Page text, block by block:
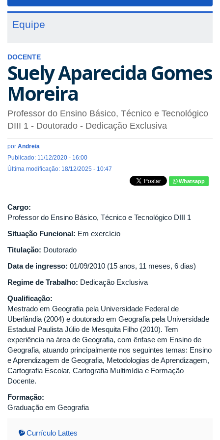
Equipe
DOCENTE
Suely Aparecida Gomes
Moreira
Professor do Ensino Básico, Técnico e Tecnológico
DIII 1 - Doutorado - Dedicação Exclusiva
por Andreia
Publicado: 11/12/2020 - 16:00
Última modificação: 18/12/2025 - 10:47
Whatsapp
Cargo:
Professor do Ensino Básico, Técnico e Tecnológico DIII 1
Situação Funcional: Em exercício
Titulação: Doutorado
Data de ingresso: 01/09/2010 (15 anos, 11 meses, 6 dias)
Regime de Trabalho: Dedicação Exclusiva
Qualificação:
Mestrado em Geografia pela Universidade Federal de
Uberlândia (2004) e doutorado em Geografia pela Universidade
Estadual Paulista Júlio de Mesquita Filho (2010). Tem
experiência na área de Geografia, com ênfase em Ensino de
Geografia, atuando principalmente nos seguintes temas: Ensino
e Aprendizagem de Geografia, Metodologias de Aprendizagem,
Cartografia Escolar, Cartografia Multimídia e Formação
Docente.
Formação:
Graduação em Geografia
Currículo Lattes